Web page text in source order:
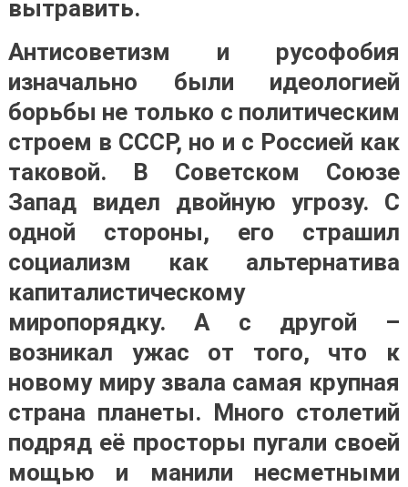
вытравить.
Антисоветизм и русофобия
изначально были идеологией
борьбы не только с политическим
строем в СССР, но и с Россией как
таковой. В Советском Союзе
Запад видел двойную угрозу. С
одной стороны, его страшил
социализм как альтернатива
капиталистическому
миропорядку. А с другой –
возникал ужас от того, что к
новому миру звала самая крупная
страна планеты. Много столетий
подряд её просторы пугали своей
мощью и манили несметными